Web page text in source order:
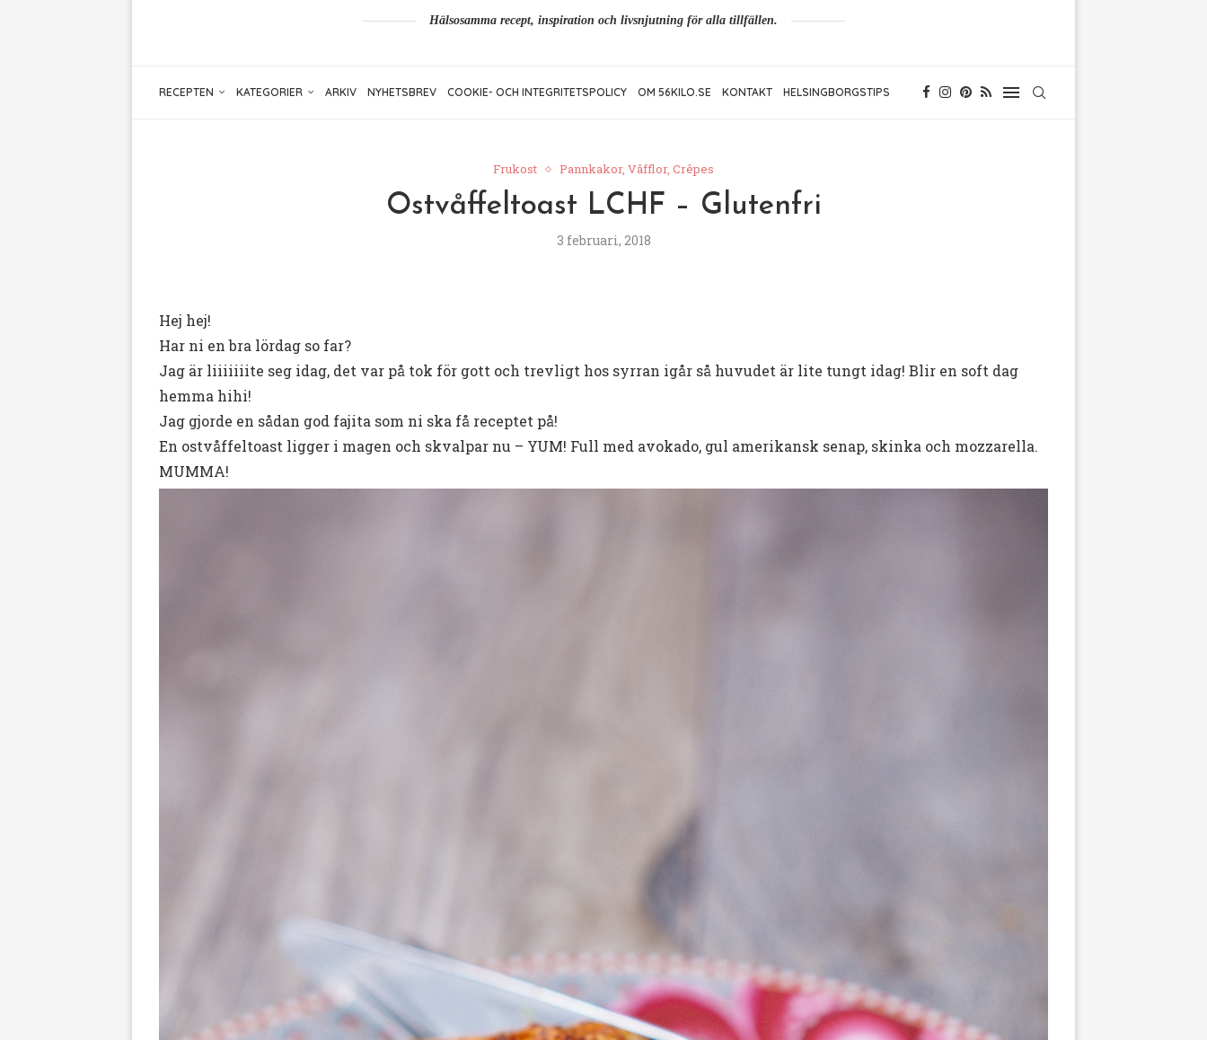
Hälsosamma recept, inspiration och livsnjutning för alla tillfällen.
RECEPTEN KATEGORIER ARKIV NYHETSBREV COOKIE- OCH INTEGRITETSPOLICY OM 56KILO.SE KONTAKT HELSINGBORGSTIPS
Frukost Pannkakor, Våfflor, Crêpes
Ostvåffeltoast LCHF – Glutenfri
3 februari, 2018
Hej hej!
Har ni en bra lördag so far?
Jag är liiiiiiite seg idag, det var på tok för gott och trevligt hos syrran igår så huvudet är lite tungt idag! Blir en soft dag
hemma hihi!
Jag gjorde en sådan god fajita som ni ska få receptet på!
En ostvåffeltoast ligger i magen och skvalpar nu – YUM! Full med avokado, gul amerikansk senap, skinka och mozzarella.
MUMMA!